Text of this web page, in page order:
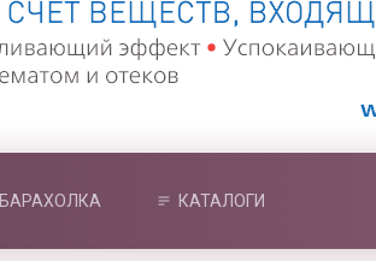
БАРАХОЛКА КАТАЛОГИ